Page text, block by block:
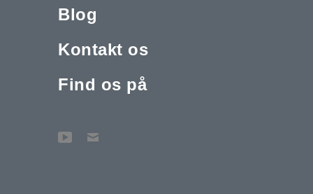
Blog
Kontakt os
Find os på